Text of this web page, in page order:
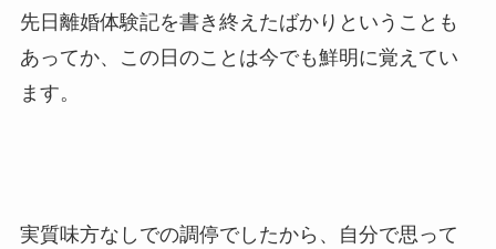
先日離婚体験記を書き終えたばかりということも
あってか、この日のことは今でも鮮明に覚えてい
ます。
実質味方なしでの調停でしたから、自分で思って